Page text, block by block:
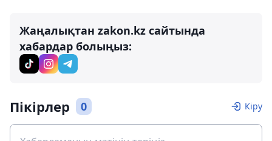
Жаңалықтан zakon.kz сайтында
хабардар болыңыз:
Пікірлер 0 Кіру